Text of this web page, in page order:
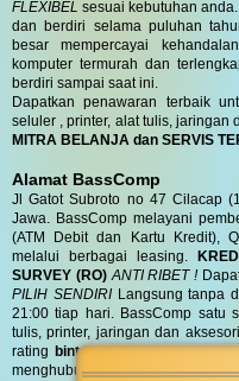
FLEXIBEL sesuai kebutuhan
dan berdiri selama puluhan
besar mempercayai
komputer termurah dan
berdiri sampai saat ini.
Dapatkan penawaran terbaik
seluler , printer, alat tulis, jaringan
MITRA BELANJA dan SERVIS
Alamat BassComp
Jl Gatot Subroto no 47 Cilacap
Jawa. BassComp melayani
(ATM Debit dan Kartu Kredit),
melalui berbagai leasing.
SURVEY (RO) ANTI RIBET !
PILIH SENDIRILangsung tanpa
21:00 tiap hari. BassComp satu
tulis, printer, jaringan dan
rating bintang 4.6/5 dari 595
menghubungi kami di08 5756 111